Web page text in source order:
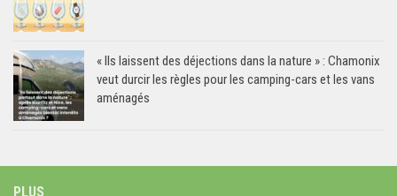
« Ils laissent des déjections dans la nature » : Chamonix
veut durcir les règles pour les camping-cars et les vans
aménagés
PLUS